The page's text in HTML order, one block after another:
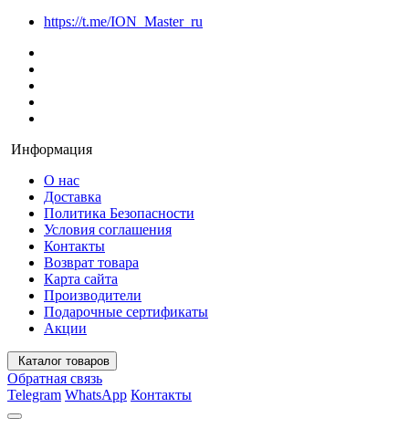
https://t.me/ION_Master_ru
Информация
О нас
Доставка
Политика Безопасности
Условия соглашения
Контакты
Возврат товара
Карта сайта
Производители
Подарочные сертификаты
Акции
Каталог товаров
Обратная связь
Telegram WhatsApp Контакты